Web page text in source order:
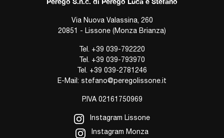
Via Nuova Valassina, 260
20851 - Lissone (Monza Brianza)
Tel. +39 039-792220
Tel. +39 039-793970
Tel. +39 039-2781246
E-Mail: stefano@peregolissone.it
P.IVA 02161750969
Instagram Lissone
Instagram Monza